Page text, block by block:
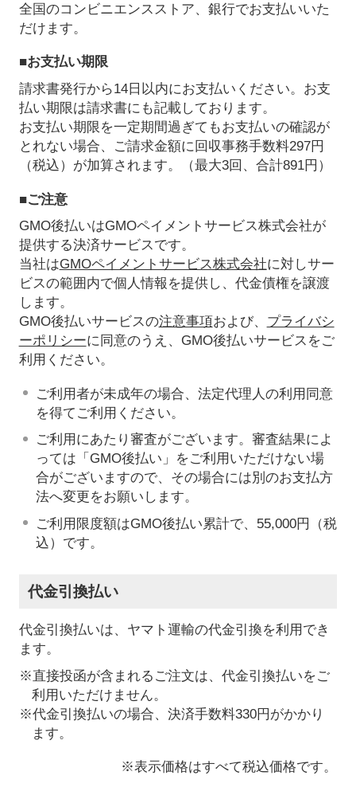
全国のコンビニエンスストア、銀行でお支払いいた
だけます。
■お支払い期限
請求書発行から14日以内にお支払いください。お支
払い期限は請求書にも記載しております。
お支払い期限を一定期間過ぎてもお支払いの確認が
とれない場合、ご請求金額に回収事務手数料297円
（税込）が加算されます。（最大3回、合計891円）
■ご注意
GMO後払いはGMOペイメントサービス株式会社が
提供する決済サービスです。
当社はGMOペイメントサービス株式会社に対しサー
ビスの範囲内で個人情報を提供し、代金債権を譲渡
します。
GMO後払いサービスの注意事項および、 プライバシ
ーポリシーに同意のうえ、GMO後払いサービスをご
利用ください。
ご利用者が未成年の場合、法定代理人の利用同意
を得てご利用ください。
ご利用にあたり審査がございます。審査結果によ
っては「GMO後払い」をご利用いただけない場
合がございますので、その場合には別のお支払方
法へ変更をお願いします。
ご利用限度額はGMO後払い累計で、55,000円（税
込）です。
代金引換払い
代金引換払いは、ヤマト運輸の代金引換を利用でき
ます。
※直接投函が含まれるご注文は、代金引換払いをご
利用いただけません。
※代金引換払いの場合、決済手数料330円がかかり
ます。
※表示価格はすべて税込価格です。